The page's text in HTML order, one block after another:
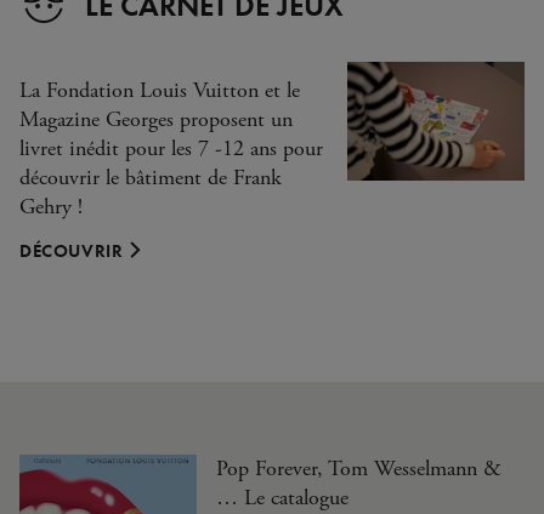
La Fondation Louis Vuitton et le
Magazine Georges proposent un
livret inédit pour les 7 -12 ans pour
découvrir le bâtiment de Frank
Gehry !
DÉCOUVRIR
Pop Forever, Tom Wesselmann &
… Le catalogue